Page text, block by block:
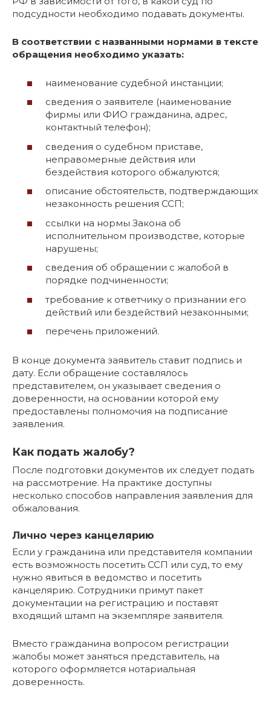
подсудности необходимо подавать документы.
В соответствии с названными нормами в тексте
обращения необходимо указать:
наименование судебной инстанции;
сведения о заявителе (наименование
фирмы или ФИО гражданина, адрес,
контактный телефон);
сведения о судебном приставе,
неправомерные действия или
бездействия которого обжалуются;
описание обстоятельств, подтверждающих
незаконность решения ССП;
ссылки на нормы Закона об
исполнительном производстве, которые
нарушены;
сведения об обращении с жалобой в
порядке подчиненности;
требование к ответчику о признании его
действий или бездействий незаконными;
перечень приложений.
В конце документа заявитель ставит подпись и
дату. Если обращение составлялось
представителем, он указывает сведения о
доверенности, на основании которой ему
предоставлены полномочия на подписание
заявления.
Как подать жалобу?
После подготовки документов их следует подать
на рассмотрение. На практике доступны
несколько способов направления заявления для
обжалования.
Лично через канцелярию
Если у гражданина или представителя компании
есть возможность посетить ССП или суд, то ему
нужно явиться в ведомство и посетить
канцелярию. Сотрудники примут пакет
документации на регистрацию и поставят
входящий штамп на экземпляре заявителя.
Вместо гражданина вопросом регистрации
жалобы может заняться представитель, на
которого оформляется нотариальная
доверенность.